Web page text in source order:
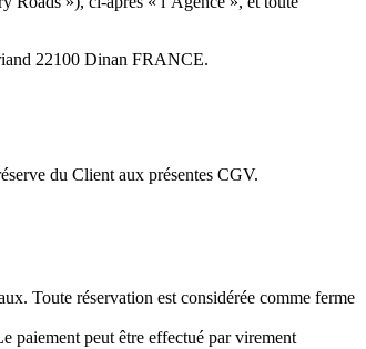
22100 Dinan FRANCE.
du Client aux présentes CGV.
Toute réservation est considérée comme ferme
paiement peut être effectué par virement